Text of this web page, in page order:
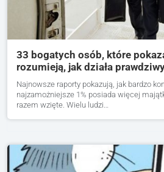
33 bogatych osób, które
rozumieją, jak działa
Najnowsze raporty pokazują, jak bardzo
najzamożniejsze 1% posiada więcej
razem wzięte. Wielu ludzi…